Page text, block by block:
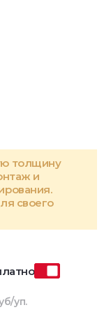
толщину
и
своего
уп.